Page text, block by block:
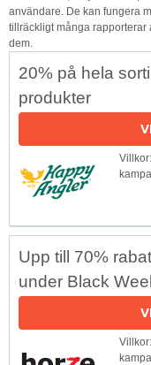
användare. De kan fungera
tillräckligt många rapporterar
dem.
20% på hela
produkter
Upp till 70%
under Black